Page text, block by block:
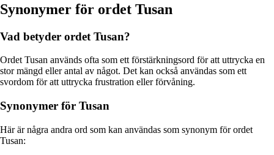
Synonymer för ordet Tusan
Vad betyder ordet Tusan?
Ordet Tusan används ofta som ett förstärkningsord för att uttrycka en
stor mängd eller antal av något. Det kan också användas som ett
svordom för att uttrycka frustration eller förvåning.
Synonymer för Tusan
Här är några andra ord som kan användas som synonym för ordet
Tusan: